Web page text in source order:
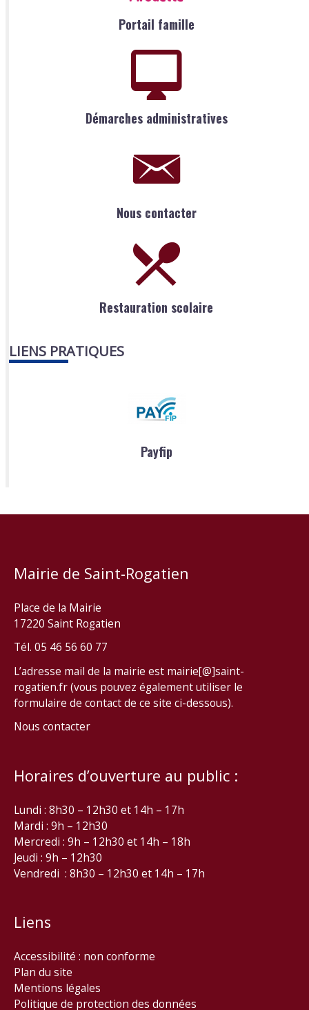
Portail famille
Démarches administratives
Nous contacter
Restauration scolaire
LIENS PRATIQUES
Payfip
Mairie de Saint-Rogatien
Place de la Mairie
17220 Saint Rogatien
Tél. 05 46 56 60 77
L’adresse mail de la mairie est mairie[@]saint-
rogatien.fr (vous pouvez également utiliser le
formulaire de contact de ce site ci-dessous).
Nous contacter
Horaires d’ouverture au public :
Lundi : 8h30 – 12h30 et 14h – 17h
Mardi : 9h – 12h30
Mercredi : 9h – 12h30 et 14h – 18h
Jeudi : 9h – 12h30
Vendredi : 8h30 – 12h30 et 14h – 17h
Liens
Accessibilité : non conforme
Plan du site
Mentions légales
Politique de protection des données